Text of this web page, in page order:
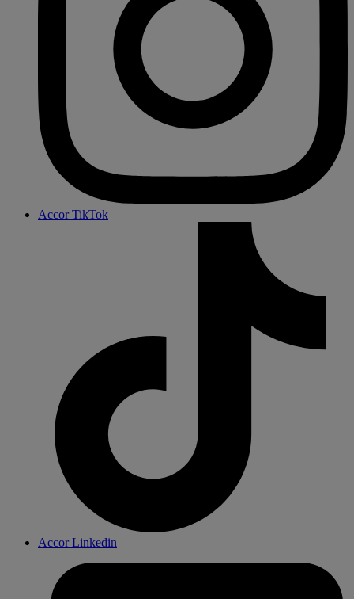
Accor TikTok
Accor Linkedin